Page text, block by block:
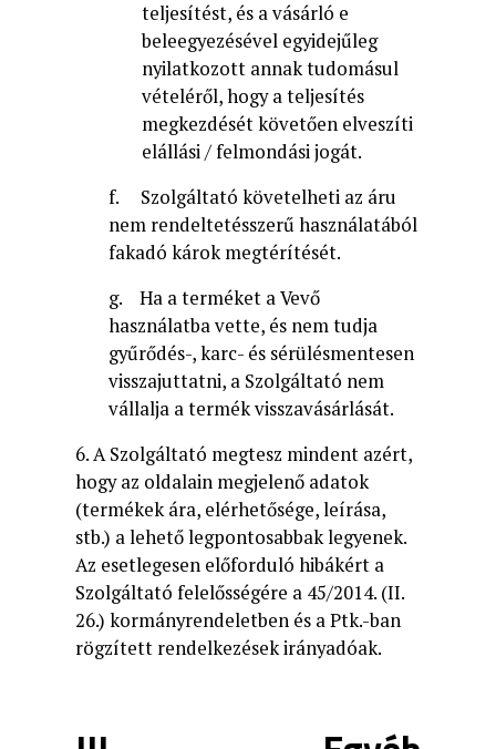
teljesítést, és a vásárló e
beleegyezésével egyidejűleg
nyilatkozott annak tudomásul
vételéről, hogy a teljesítés
megkezdését követően elveszíti
elállási / felmondási jogát.
f. Szolgáltató követelheti az áru
nem rendeltetésszerű használatából
fakadó károk megtérítését.
g. Ha a terméket a Vevő
használatba vette, és nem tudja
gyűrődés-, karc- és sérülésmentesen
visszajuttatni, a Szolgáltató nem
vállalja a termék visszavásárlását.
6. A Szolgáltató megtesz mindent azért,
hogy az oldalain megjelenő adatok
(termékek ára, elérhetősége, leírása,
stb.) a lehető legpontosabbak legyenek.
Az esetlegesen előforduló hibákért a
Szolgáltató felelősségére a 45/2014. (II.
26.) kormányrendeletben és a Ptk.-ban
rögzített rendelkezések irányadóak.